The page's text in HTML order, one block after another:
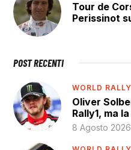
Tour de
Perissinot
POST RECENTI
WORLD
Oliver
Rally1, ma
8 Agosto 2026